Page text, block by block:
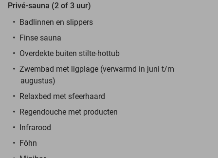
Privé-sauna (2 of 3 uur)
Badlinnen en slippers
Finse sauna
Overdekte buiten stilte-hottub
Zwembad met ligplage (verwarmd in juni t/m
augustus)
Relaxbed met sfeerhaard
Regendouche met producten
Infrarood
Föhn